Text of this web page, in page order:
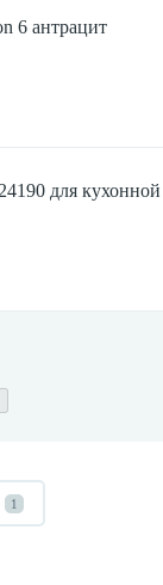
6 антрацит
для кухонной
1